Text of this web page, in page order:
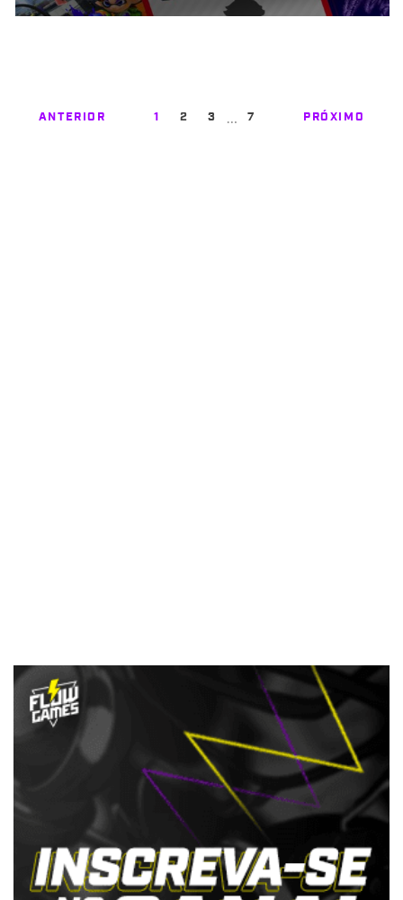
ANTERIOR 1 2 3 … 7 PRÓXIMO